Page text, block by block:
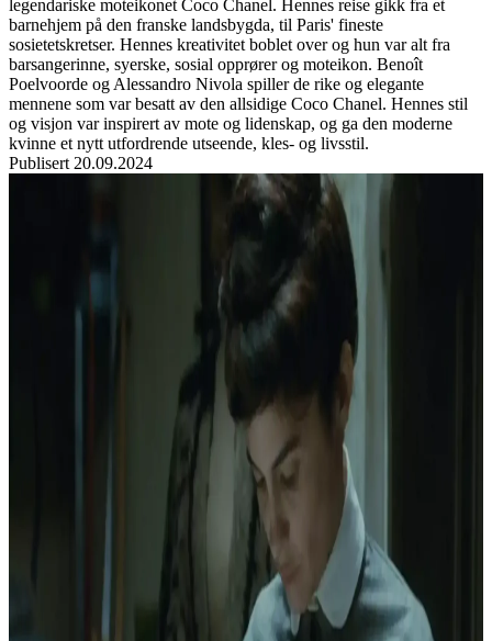
legendariske moteikonet Coco Chanel. Hennes reise gikk fra et
barnehjem på den franske landsbygda, til Paris' fineste
sosietetskretser. Hennes kreativitet boblet over og hun var alt fra
barsangerinne, syerske, sosial opprører og moteikon. Benoît
Poelvoorde og Alessandro Nivola spiller de rike og elegante
mennene som var besatt av den allsidige Coco Chanel. Hennes stil
og visjon var inspirert av mote og lidenskap, og ga den moderne
kvinne et nytt utfordrende utseende, kles- og livsstil.
Publisert 20.09.2024